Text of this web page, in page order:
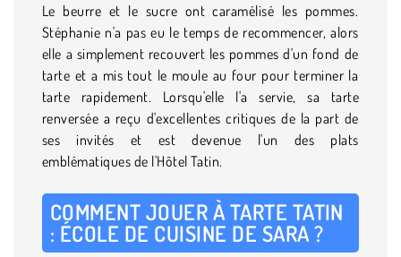
Le beurre et le sucre ont caramélisé les pommes.
Stéphanie n'a pas eu le temps de recommencer, alors
elle a simplement recouvert les pommes d'un fond de
tarte et a mis tout le moule au four pour terminer la
tarte rapidement. Lorsqu'elle l'a servie, sa tarte
renversée a reçu d'excellentes critiques de la part de
ses invités et est devenue l'un des plats
emblématiques de l'Hôtel Tatin.
COMMENT JOUER À TARTE TATIN
: ÉCOLE DE CUISINE DE SARA ?